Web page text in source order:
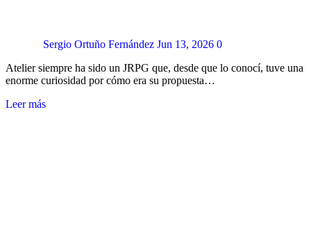
Sergio Ortuño Fernández Jun 13, 2026 0
Atelier siempre ha sido un JRPG que, desde que lo conocí, tuve una
enorme curiosidad por cómo era su propuesta…
Leer más